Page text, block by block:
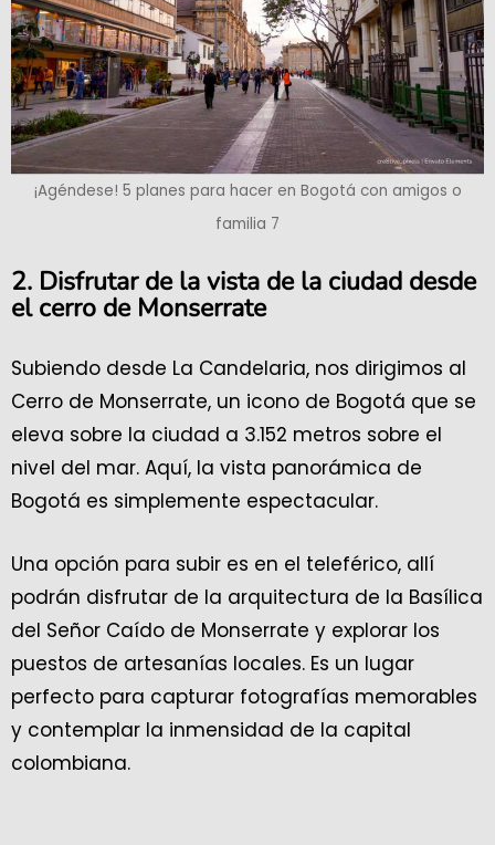
¡Agéndese! 5 planes para hacer en Bogotá con amigos o
familia 7
2. Disfrutar de la vista de la ciudad desde
el cerro de Monserrate
Subiendo desde La Candelaria, nos dirigimos al
Cerro de Monserrate, un icono de Bogotá que se
eleva sobre la ciudad a 3.152 metros sobre el
nivel del mar. Aquí, la vista panorámica de
Bogotá es simplemente espectacular.
Una opción para subir es en el teleférico, allí
podrán disfrutar de la arquitectura de la Basílica
del Señor Caído de Monserrate y explorar los
puestos de artesanías locales. Es un lugar
perfecto para capturar fotografías memorables
y contemplar la inmensidad de la capital
colombiana.